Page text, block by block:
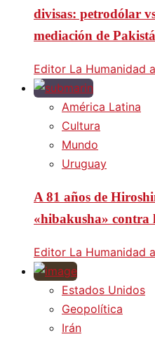
divisas: petrodólar
mediación de
Editor La Humanidad
América Latina
Cultura
Mundo
Uruguay
A 81 años de
«hibakusha» contra
Editor La Humanidad
Estados Unidos
Geopolítica
Irán